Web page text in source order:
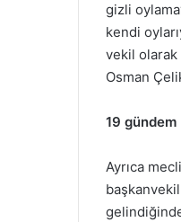
gizli
kendi
vekil olarak
Osman
19 gündem
Ayrıca